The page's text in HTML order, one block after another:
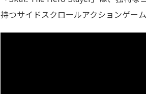
持つサイドスクロールアクションゲー